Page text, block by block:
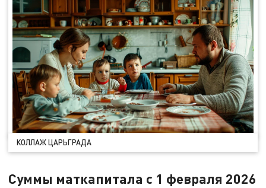
КОЛЛАЖ ЦАРЬГРАДА
Суммы маткапитала с 1 февраля 2026